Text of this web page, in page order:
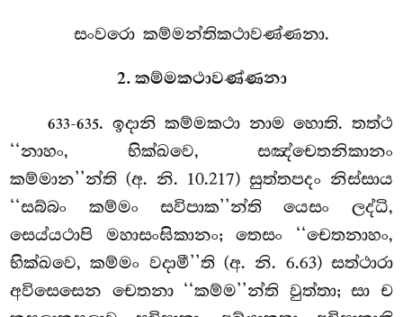
සංවරො කම්මන්තිකථාවණ්ණනා.
2. කම්මකථාවණ්ණනා
633-635. ඉදානි කම්මකථා නාම හොති. තත්ථ
‘‘නාහං, භික්ඛවෙ, සඤ්චෙතනිකානං
කම්මාන’’න්ති (අ. නි. 10.217) සුත්තපදං නිස්සාය
‘‘සබ්බං කම්මං සවිපාක’’න්ති යෙසං ලද්ධි,
සෙය්යථාපි මහාසංඝිකානං; තෙසං ‘‘චෙතනාහං,
භික්ඛවෙ, කම්මං වදාමී’’ති (අ. නි. 6.63) සත්ථාරා
අවිසෙසෙන චෙතනා ‘‘කම්ම’’න්ති වුත්තා; සා ච